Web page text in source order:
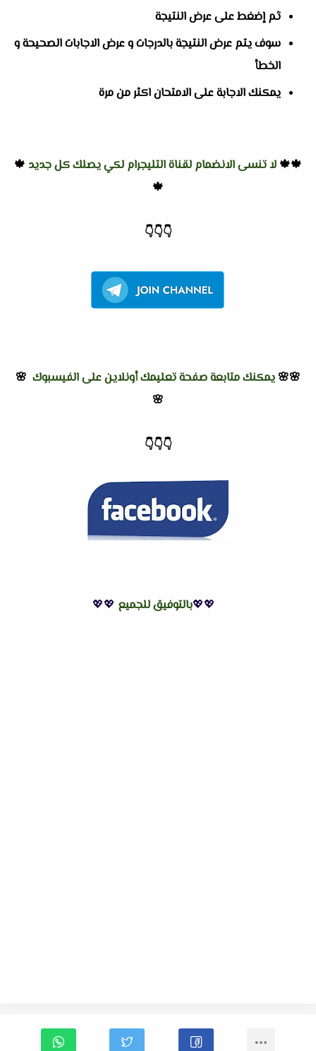
ثم إضغط على عرض النتيجة
سوف يتم عرض النتيجة بالدرجات و عرض الاجابات الصحيحة و
الخطأ
يمكنك الاجابة على الامتحان اكثر من مرة
🍁🍁 لا تنسى الانضمام لقناة التليجرام لكي يصلك كل جديد 🍁
🍁
👇
👇
👇
🌸🌸 يمكنك متابعة صفحة تعليمك أونلاين على الفيسبوك 🌸
🌸
👇
👇
👇
💖💖بالتوفيق للجميع 💖💖